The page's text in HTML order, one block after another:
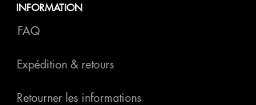
INFORMATION
FAQ
Expédition & retours
Retourner les informations